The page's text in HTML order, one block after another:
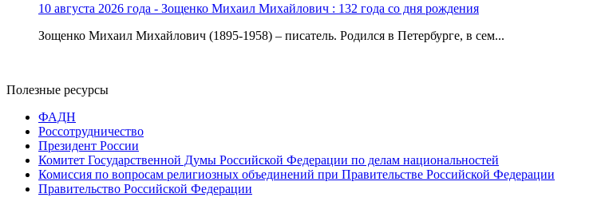
10 августа 2026 года - Зощенко Михаил Михайлович : 132 года со дня рождения
Зощенко Михаил Михайлович (1895-1958) – писатель. Родился в Петербурге, в сем...
Полезные ресурсы
ФАДН
Россотрудничество
Президент России
Комитет Государственной Думы Российской Федерации по делам национальностей
Комиссия по вопросам религиозных объединений при Правительстве Российской Федерации
Правительство Российской Федерации